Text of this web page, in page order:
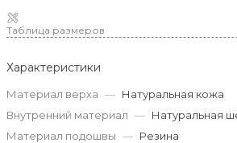
Таблица размеров
Характеристики
Материал верха — Натуральная кожа
Внутренний материал — Натуральная
Материал подошвы — Резина